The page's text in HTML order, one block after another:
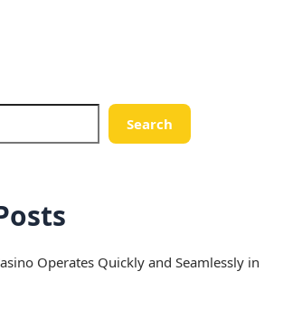
Search
Operates Quickly and Seamlessly in